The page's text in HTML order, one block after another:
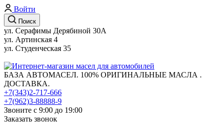
Войти
Поиск
ул. Серафимы Дерябиной 30А
ул. Артинская 4
ул. Студенческая 35
БАЗА АВТОМАСЕЛ. 100% ОРИГИНАЛЬНЫЕ МАСЛА .
ДОСТАВКА.
+7(343)2-717-666
+7(962)3-88888-9
Звоните с 9:00 до 19:00
Заказать звонок